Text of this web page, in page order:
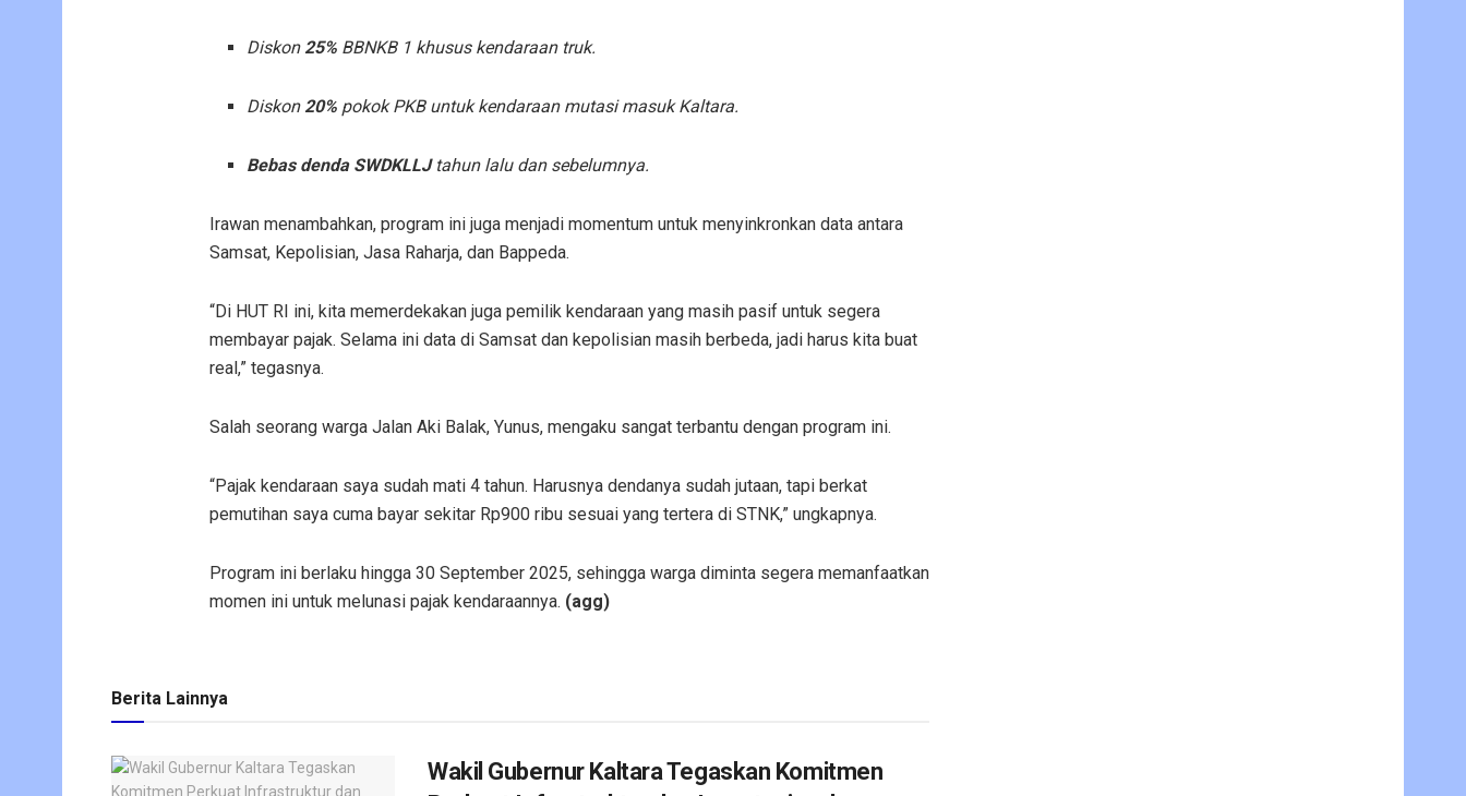
Diskon 25% BBNKB 1 khusus kendaraan truk.
Diskon 20% pokok PKB untuk kendaraan mutasi masuk Kaltara.
Bebas denda SWDKLLJtahun lalu dan sebelumnya.
Irawan menambahkan, program ini juga menjadi momentum untuk menyinkronkan data antara
Samsat, Kepolisian, Jasa Raharja, dan Bappeda.
“Di HUT RI ini, kita memerdekakan juga pemilik kendaraan yang masih pasif untuk segera
membayar pajak. Selama ini data di Samsat dan kepolisian masih berbeda, jadi harus kita buat
real,” tegasnya.
Salah seorang warga Jalan Aki Balak, Yunus, mengaku sangat terbantu dengan program ini.
“Pajak kendaraan saya sudah mati 4 tahun. Harusnya dendanya sudah jutaan, tapi berkat
pemutihan saya cuma bayar sekitar Rp900 ribu sesuai yang tertera di STNK,” ungkapnya.
Program ini berlaku hingga 30 September 2025, sehingga warga diminta segera memanfaatkan
momen ini untuk melunasi pajak kendaraannya. (agg)
Berita Lainnya
Wakil Gubernur Kaltara Tegaskan Komitmen